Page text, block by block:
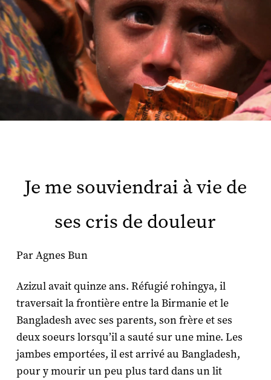
Je me souviendrai à vie de
ses cris de douleur
Par Agnes Bun
Azizul avait quinze ans. Réfugié rohingya, il
traversait la frontière entre la Birmanie et le
Bangladesh avec ses parents, son frère et ses
deux soeurs lorsqu’il a sauté sur une mine. Les
jambes emportées, il est arrivé au Bangladesh,
pour y mourir un peu plus tard dans un lit